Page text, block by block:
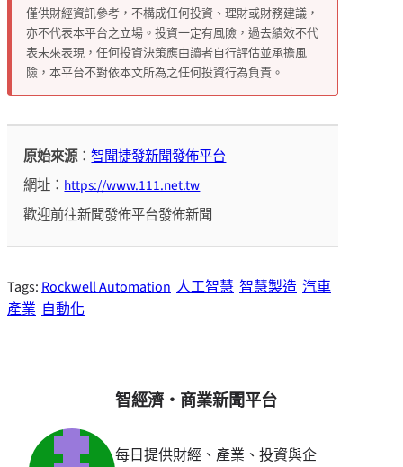
僅供財經資訊參考，不構成任何投資、理財或財務建議，
亦不代表本平台之立場。投資一定有風險，過去績效不代
表未來表現，任何投資決策應由讀者自行評估並承擔風
險，本平台不對依本文所為之任何投資行為負責。
原始來源：智聞捷發新聞發佈平台
網址：https://www.111.net.tw
歡迎前往新聞發佈平台發佈新聞
Tags: Rockwell Automation 人工智慧 智慧製造 汽車
產業 自動化
智經濟・商業新聞平台
每日提供財經、產業、投資與企